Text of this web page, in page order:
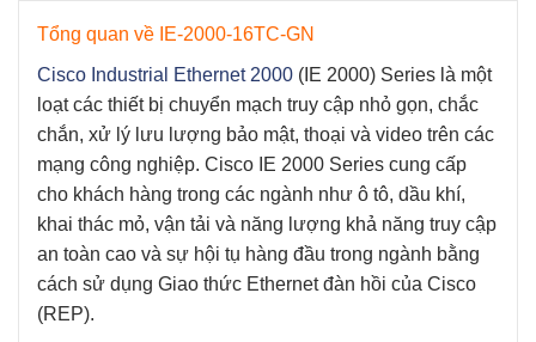
Tổng quan về IE-2000-16TC-GN
Cisco Industrial Ethernet 2000 (IE 2000) Series là một
loạt các thiết bị chuyển mạch truy cập nhỏ gọn, chắc
chắn, xử lý lưu lượng bảo mật, thoại và video trên các
mạng công nghiệp. Cisco IE 2000 Series cung cấp
cho khách hàng trong các ngành như ô tô, dầu khí,
khai thác mỏ, vận tải và năng lượng khả năng truy cập
an toàn cao và sự hội tụ hàng đầu trong ngành bằng
cách sử dụng Giao thức Ethernet đàn hồi của Cisco
(REP).